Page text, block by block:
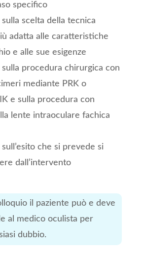
specifico
scelta della tecnica
adatta alle caratteristiche
e alle sue esigenze
procedura chirurgica con
mediante PRK o
e sulla procedura con
lente intraoculare fachica
che si prevede si
dall’intervento
il paziente può e deve
al medico oculista per
dubbio.